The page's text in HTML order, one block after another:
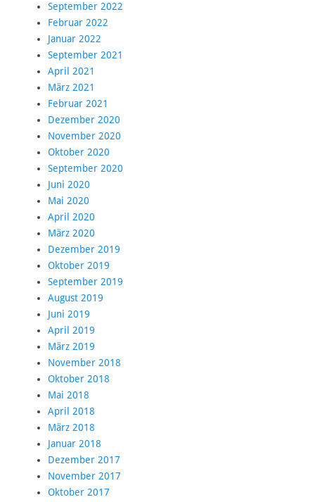
September 2022
Februar 2022
Januar 2022
September 2021
April 2021
März 2021
Februar 2021
Dezember 2020
November 2020
Oktober 2020
September 2020
Juni 2020
Mai 2020
April 2020
März 2020
Dezember 2019
Oktober 2019
September 2019
August 2019
Juni 2019
April 2019
März 2019
November 2018
Oktober 2018
Mai 2018
April 2018
März 2018
Januar 2018
Dezember 2017
November 2017
Oktober 2017